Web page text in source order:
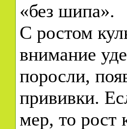
«без шипа».
С ростом
внимание
поросли,
прививки.
мер, то рост